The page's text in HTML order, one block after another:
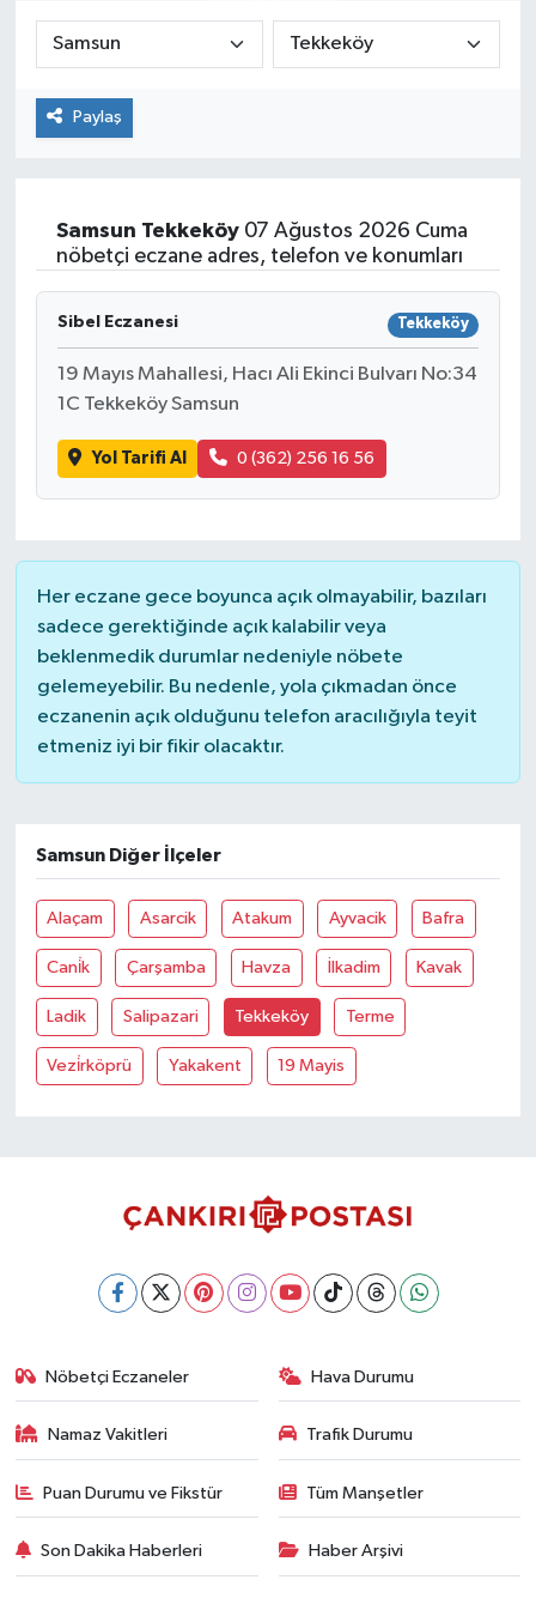
Paylaş
Samsun Tekkeköy07 Ağustos 2026 Cuma
nöbetçi eczane adres, telefon ve konumları
Sibel Eczanesi Tekkeköy
19 Mayıs Mahallesi, Hacı Ali Ekinci Bulvarı No:34
1C Tekkeköy Samsun
Yol Tarifi Al 0 (362) 256 16 56
Her eczane gece boyunca açık olmayabilir, bazıları
sadece gerektiğinde açık kalabilir veya
beklenmedik durumlar nedeniyle nöbete
gelemeyebilir. Bu nedenle, yola çıkmadan önce
eczanenin açık olduğunu telefon aracılığıyla teyit
etmeniz iyi bir fikir olacaktır.
Samsun Diğer İlçeler
Alaçam Asarcik Atakum Ayvacik Bafra
Cani̇k Çarşamba Havza İlkadim Kavak
Ladik Salipazari Tekkeköy Terme
Vezi̇rköprü Yakakent 19 Mayis
Nöbetçi Eczaneler Hava Durumu
Namaz Vakitleri Trafik Durumu
Puan Durumu ve Fikstür Tüm Manşetler
Son Dakika Haberleri Haber Arşivi
ÇEVRE
İLÇELER
KÜLTÜR
TURİZM
MAGAZİN
VEFAT
BİLİM&TEKNOLOJİ
TÜRKİYE
DÜNYA